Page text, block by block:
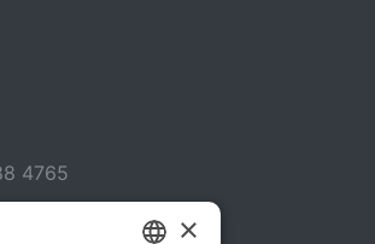
4765
×